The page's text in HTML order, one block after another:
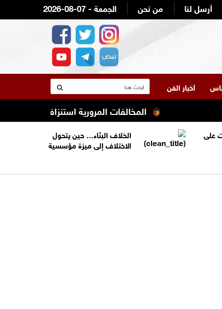
2026-08-07 - الجمعة من نحن أرسل لنا
أخبار الفن
المخالفات المرورية استنزاف ميزانية أصحاب
على
الخلاف البنّاء… حين يتحول
الاختلاف إلى ميزة مؤسسية